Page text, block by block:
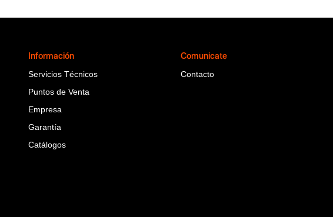
Información
Servicios Técnicos
Puntos de Venta
Empresa
Garantía
Catálogos
Comunicate
Contacto